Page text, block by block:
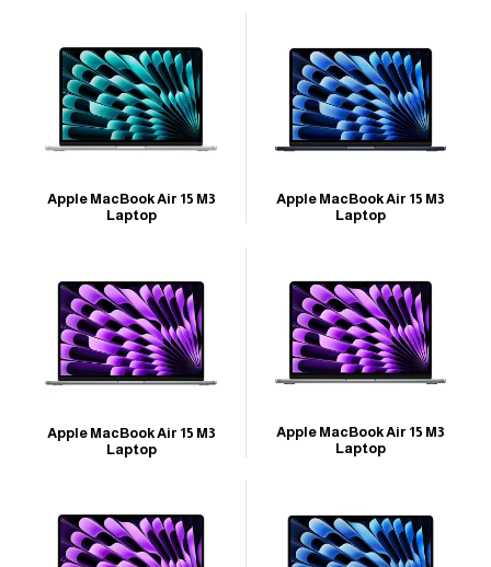
Apple MacBook Air 15 M3
Laptop
Apple MacBook Air 15 M3
Laptop
Apple MacBook Air 15 M3
Laptop
Apple MacBook Air 15 M3
Laptop